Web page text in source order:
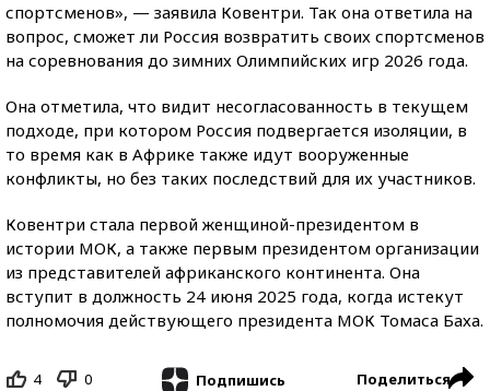
спортсменов», — заявила Ковентри. Так она ответила на
вопрос, сможет ли Россия возвратить своих спортсменов
на соревнования до зимних Олимпийских игр 2026 года.
Она отметила, что видит несогласованность в текущем
подходе, при котором Россия подвергается изоляции, в
то время как в Африке также идут вооруженные
конфликты, но без таких последствий для их участников.
Ковентри стала первой женщиной-президентом в
истории МОК, а также первым президентом организации
из представителей африканского континента. Она
вступит в должность 24 июня 2025 года, когда истекут
полномочия действующего президента МОК Томаса Баха.
4 0 Подпишись Поделиться